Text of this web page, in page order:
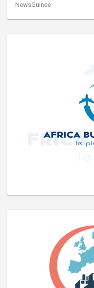
NewsGuinee